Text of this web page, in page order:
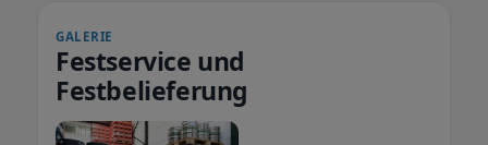
GALERIE
Festservice und
Festbelieferung